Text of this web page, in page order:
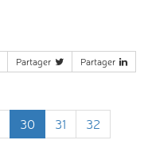
Partager Partager
30 31
32